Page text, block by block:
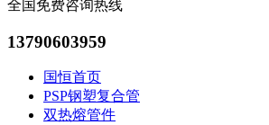
全国免费咨询热线
13790603959
国恒首页
PSP钢塑复合管
双热熔管件